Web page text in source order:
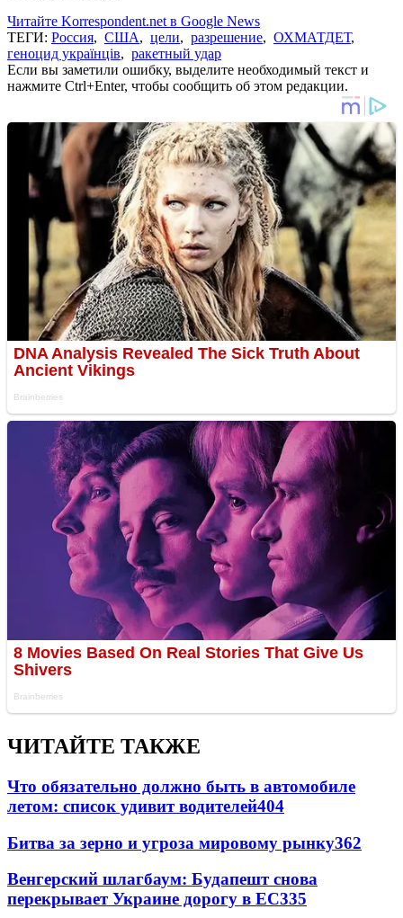
Читайте Korrespondent.net в Google News
ТЕГИ: Россия, США, цели, разрешение, ОХМАТДЕТ,
геноцид українців, ракетный удар
Если вы заметили ошибку, выделите необходимый текст и
нажмите Ctrl+Enter, чтобы сообщить об этом редакции.
ЧИТАЙТЕ ТАКЖЕ
Что обязательно должно быть в автомобиле
летом: список удивит водителей404
Битва за зерно и угроза мировому рынку362
Венгерский шлагбаум: Будапешт снова
перекрывает Украине дорогу в ЕС335